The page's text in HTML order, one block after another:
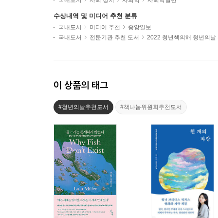
수상내역 및 미디어 추천 분류
국내도서 미디어 추천
중앙일보
국내도서
전문기관 추천 도서 2022 청년책의해 청년의날
이 상품의 태그
#청년의날추천도서 #책나눔위원회추천도서